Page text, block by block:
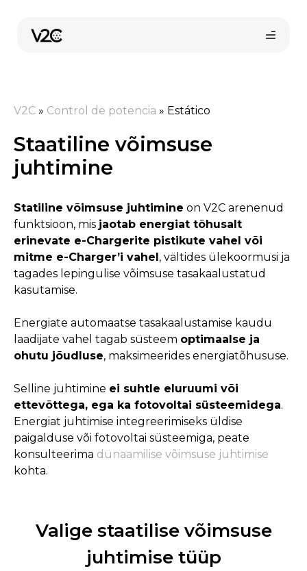
content
V2C » Control de potencia » Estático
Staatiline võimsuse
juhtimine
Statiline võimsuse juhtimine on V2C arenenud
funktsioon, mis jaotab energiat tõhusalt
erinevate e-Chargerite pistikute vahel või
mitme e-Charger’i vahel, vältides ülekoormusi ja
tagades lepingulise võimsuse tasakaalustatud
kasutamise.
Energiate automaatse tasakaalustamise kaudu
laadijate vahel tagab süsteem optimaalse ja
ohutu jõudluse, maksimeerides energiatõhususe.
Selline juhtimine ei suhtle eluruumi või
ettevõttega, ega ka fotovoltai süsteemidega.
Energiat juhtimise integreerimiseks üldise
paigalduse või fotovoltai süsteemiga, peate
konsulteerima dünaamilise võimsuse juhtimise
kohta.
Valige staatilise võimsuse
juhtimise tüüp